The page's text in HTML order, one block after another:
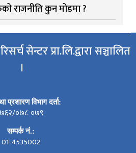
राजनीति कुन मोडमा ?
सेन्टर प्रा.लि.द्वारा सञ्चालित
।
प्रशारण विभाग दर्ता:
०७८-०७९
सम्पर्क नं.:
01-4535002